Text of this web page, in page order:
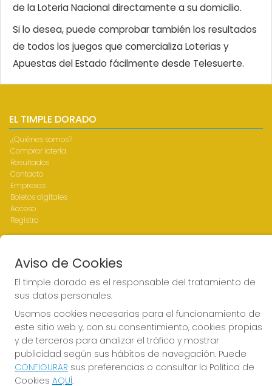
de la Loteria Nacional directamente a su domicilio.
Si lo desea, puede comprobar también los resultados
de todos los juegos que comercializa Loterias y
Apuestas del Estado fácilmente desde Telesuerte.
EL TIMPLE DORADO
¿Quiénes somos?
Comprar lotería
Resultados
Contacto
Empresas
Boletos digitales
Acceso
Registro
CONTACTO
ADMINISTRACION DE LOTERIAS Nº1-LAS PALMAS - Receptor
Oficial 43700
928317168
web@eltimpledorado.com
Calle Mendizábal 1 - Local 11, Las Palmas de Gran Canaria
Aviso de Cookies
El timple dorado es el responsable del tratamiento de
sus datos personales.
Usamos cookies necesarias para el funcionamiento de
este sitio web y, con su consentimiento, cookies propias
y de terceros para analizar el tráfico y mostrar
publicidad según sus hábitos de navegación. Puede
CONFIGURAR sus preferencias o consultar la Política de
Cookies AQUÍ.